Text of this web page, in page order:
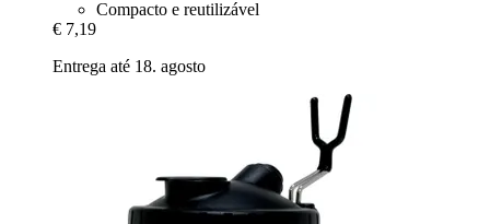
Compacto e reutilizável
€ 7,19
Entrega até 18. agosto